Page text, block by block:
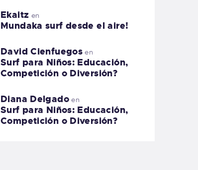
Ekaitz en
Mundaka surf desde el aire!
David Cienfuegos en
Surf para Niños: Educación,
Competición o Diversión?
Diana Delgadoen
Surf para Niños: Educación,
Competición o Diversión?